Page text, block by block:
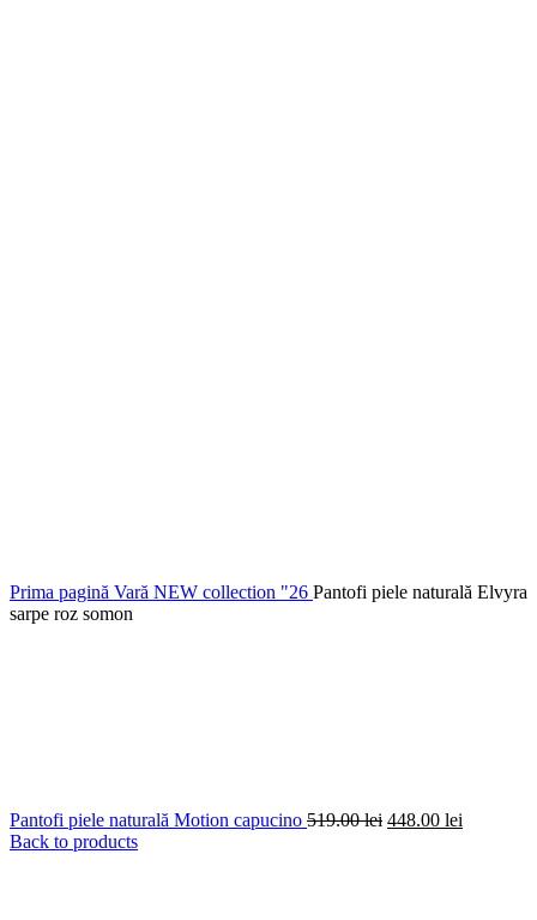
Prima pagină Vară NEW collection "26 Pantofi piele naturală Elvyra
sarpe roz somon
Pantofi piele naturală Motion capucino 519.00lei Prețul
448.00 lei
Back to products